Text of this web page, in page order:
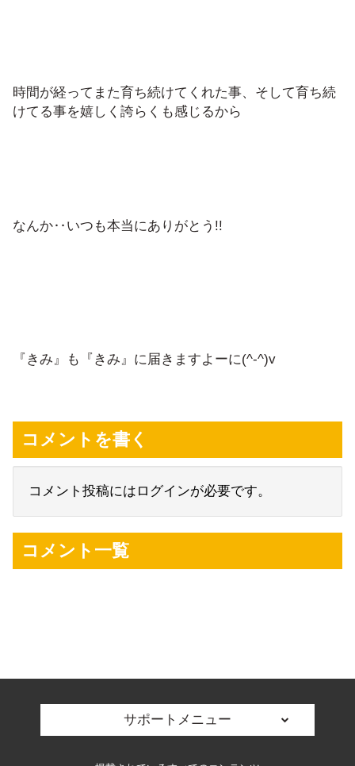
時間が経ってまた育ち続けてくれた事、そして育ち続
けてる事を嬉しく誇らくも感じるから
なんか‥いつも本当にありがとう!!
『きみ』も『きみ』に届きますよーに(^-^)v
コメントを書く
コメント投稿にはログインが必要です。
コメント一覧
サポートメニュー